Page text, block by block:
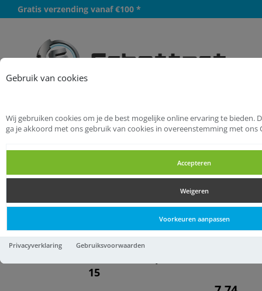
Gebruik van cookies
Wij gebruiken cookies om je de best mogelijke online ervaring te bieden.
ga je akkoord met ons gebruik van cookies in overeenstemming met ons
Accepteren
Weigeren
Voorkeuren aanpassen
Privacyverklaring Gebruiksvoorwaarden
Gratis verzending vanaf €100 *
Startpagina
Installatietechniek
Perskoppelingen
Puntstukken
Puntstukken
Puntstukken
BONFIX 833910 M-Press
15